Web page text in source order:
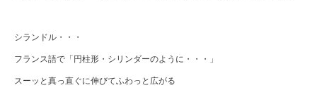
シランドル・・・
フランス語で「円柱形・シリンダーのように・・・」
スーッと真っ直ぐに伸びてふわっと広がる